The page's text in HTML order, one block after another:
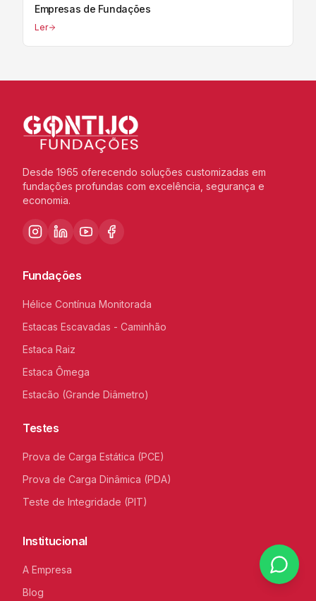
Empresas de Fundações
Ler
Desde 1965 oferecendo soluções customizadas em
fundações profundas com excelência, segurança e
economia.
Fundações
Hélice Contínua Monitorada
Estacas Escavadas - Caminhão
Estaca Raiz
Estaca Ômega
Estacão (Grande Diâmetro)
Testes
Prova de Carga Estática (PCE)
Prova de Carga Dinâmica (PDA)
Teste de Integridade (PIT)
Institucional
A Empresa
Blog